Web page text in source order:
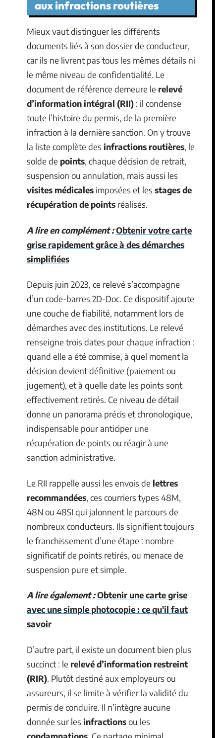
aux infractions routières
Mieux vaut distinguer les différents
documents liés à son dossier de conducteur,
car ils ne livrent pas tous les mêmes détails ni
le même niveau de confidentialité. Le
document de référence demeure le relevé
d’information intégral (RII) : il condense
toute l’histoire du permis, de la première
infraction à la dernière sanction. On y trouve
la liste complète des infractions routières, le
solde de points, chaque décision de retrait,
suspension ou annulation, mais aussi les
visites médicales imposées et les stages de
récupération de points réalisés.
A lire en complément :Obtenir votre carte
grise rapidement grâce à des démarches
simplifiées
Depuis juin 2023, ce relevé s’accompagne
d’un code-barres 2D-Doc. Ce dispositif ajoute
une couche de fiabilité, notamment lors de
démarches avec des institutions. Le relevé
renseigne trois dates pour chaque infraction :
quand elle a été commise, à quel moment la
décision devient définitive (paiement ou
jugement), et à quelle date les points sont
effectivement retirés. Ce niveau de détail
donne un panorama précis et chronologique,
indispensable pour anticiper une
récupération de points ou réagir à une
sanction administrative.
Le RII rappelle aussi les envois de lettres
recommandées, ces courriers types 48M,
48N ou 48SI qui jalonnent le parcours de
nombreux conducteurs. Ils signifient toujours
le franchissement d’une étape : nombre
significatif de points retirés, ou menace de
suspension pure et simple.
A lire également :Obtenir une carte grise
avec une simple photocopie : ce qu'il faut
savoir
D’autre part, il existe un document bien plus
succinct : le relevé d’information restreint
(RIR). Plutôt destiné aux employeurs ou
assureurs, il se limite à vérifier la validité du
permis de conduire. Il n’intègre aucune
donnée sur les infractionsou les
condamnations . Ce partage minimal